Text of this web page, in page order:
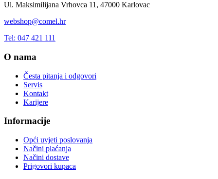
Ul. Maksimilijana Vrhovca 11, 47000 Karlovac
webshop@comel.hr
Tel: 047 421 111
O nama
Česta pitanja i odgovori
Servis
Kontakt
Karijere
Informacije
Opći uvjeti poslovanja
Načini plaćanja
Načini dostave
Prigovori kupaca